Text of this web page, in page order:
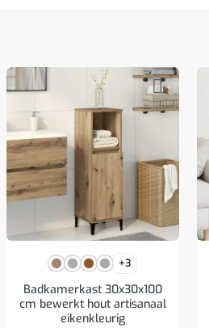
+3
Badkamerkast 30x30x100
cm bewerkt hout artisanaal
eikenkleurig